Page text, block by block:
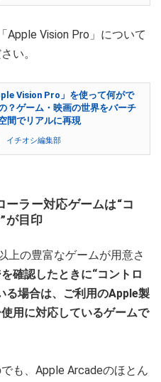
Apple Vision Pro」について
い。
Vision Pro」を使って何がで
？ゲーム・映画の世界をバーチ
間でリアルに再現
イチオシ編集部
ラー対応ゲームは“コ
が目印
上の豊富なゲームが用意さ
確認したときに“コントロ
る場合は、ご利用のApple製
用に対応しているゲームで
も、Apple Arcadeのほとん